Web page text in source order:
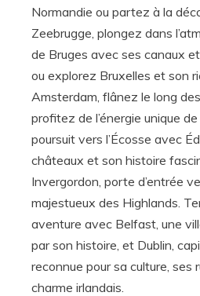
Normandie ou partez à la
Zeebrugge, plongez dans
de Bruges avec ses canaux
ou explorez Bruxelles et son
Amsterdam, flânez le long
profitez de l’énergie unique
poursuit vers l’Écosse avec
châteaux et son histoire
Invergordon, porte d’entrée
majestueux des Highlands.
aventure avec Belfast, une
par son histoire, et Dublin,
reconnue pour sa culture, ses
charme irlandais.